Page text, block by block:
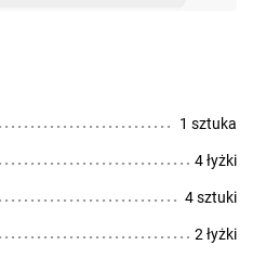
1 sztuka
4 łyżki
4 sztuki
2 łyżki